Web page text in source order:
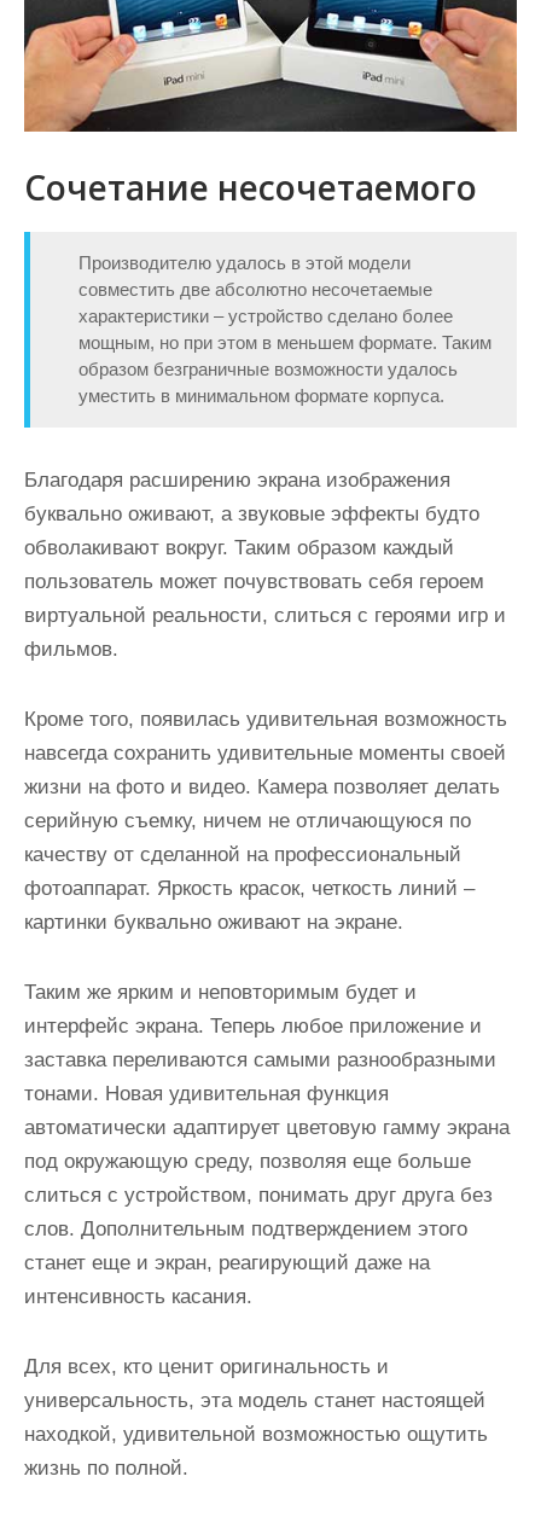
Сочетание несочетаемого
Производителю удалось в этой модели
совместить две абсолютно несочетаемые
характеристики – устройство сделано более
мощным, но при этом в меньшем формате. Таким
образом безграничные возможности удалось
уместить в минимальном формате корпуса.
Благодаря расширению экрана изображения
буквально оживают, а звуковые эффекты будто
обволакивают вокруг. Таким образом каждый
пользователь может почувствовать себя героем
виртуальной реальности, слиться с героями игр и
фильмов.
Кроме того, появилась удивительная возможность
навсегда сохранить удивительные моменты своей
жизни на фото и видео. Камера позволяет делать
серийную съемку, ничем не отличающуюся по
качеству от сделанной на профессиональный
фотоаппарат. Яркость красок, четкость линий –
картинки буквально оживают на экране.
Таким же ярким и неповторимым будет и
интерфейс экрана. Теперь любое приложение и
заставка переливаются самыми разнообразными
тонами. Новая удивительная функция
автоматически адаптирует цветовую гамму экрана
под окружающую среду, позволяя еще больше
слиться с устройством, понимать друг друга без
слов. Дополнительным подтверждением этого
станет еще и экран, реагирующий даже на
интенсивность касания.
Для всех, кто ценит оригинальность и
универсальность, эта модель станет настоящей
находкой, удивительной возможностью ощутить
жизнь по полной.